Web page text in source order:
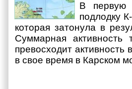
В первую
подлодку
которая затонула в
Суммарная
превосходит активность
в свое время в Карском